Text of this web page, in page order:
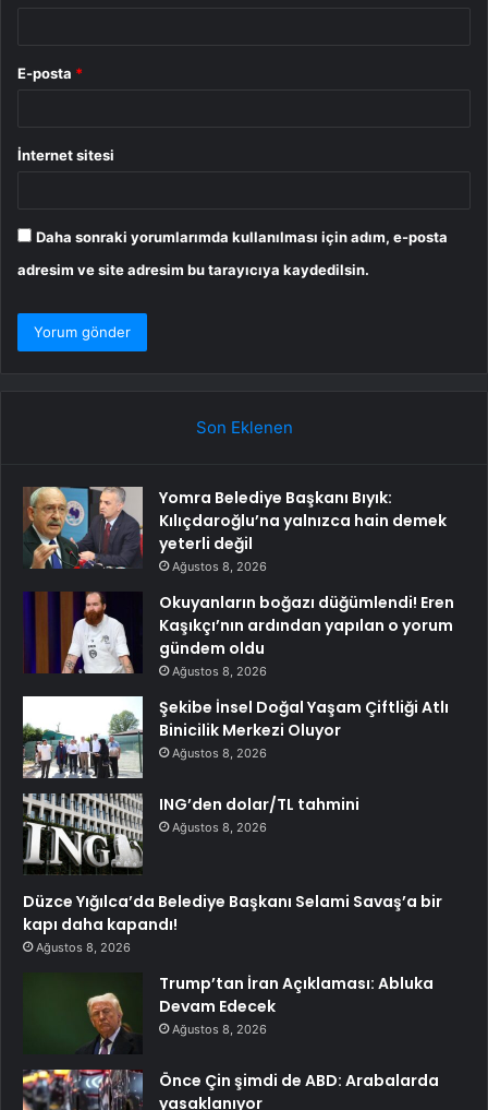
E-posta *
İnternet sitesi
Daha sonraki yorumlarımda kullanılması için adım, e-posta
adresim ve site adresim bu tarayıcıya kaydedilsin.
Son Eklenen
Yomra Belediye Başkanı Bıyık:
Kılıçdaroğlu’na yalnızca hain demek
yeterli değil
Ağustos 8, 2026
Okuyanların boğazı düğümlendi! Eren
Kaşıkçı’nın ardından yapılan o yorum
gündem oldu
Ağustos 8, 2026
Şekibe İnsel Doğal Yaşam Çiftliği Atlı
Binicilik Merkezi Oluyor
Ağustos 8, 2026
ING’den dolar/TL tahmini
Ağustos 8, 2026
Düzce Yığılca’da Belediye Başkanı Selami Savaş’a bir
kapı daha kapandı!
Ağustos 8, 2026
Trump’tan İran Açıklaması: Abluka
Devam Edecek
Ağustos 8, 2026
Önce Çin şimdi de ABD: Arabalarda
yasaklanıyor